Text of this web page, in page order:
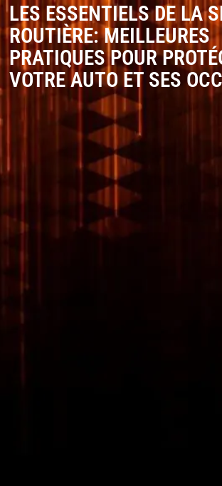
LES ESSENTIELS DE LA
ROUTIÈRE: MEILLEURES
PRATIQUES POUR
VOTRE AUTO ET SES